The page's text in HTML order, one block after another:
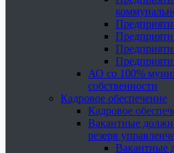
АО со 100%
собственности
Кадровое обеспечение
Кадровое
Вакантные
резерв
Вакантные